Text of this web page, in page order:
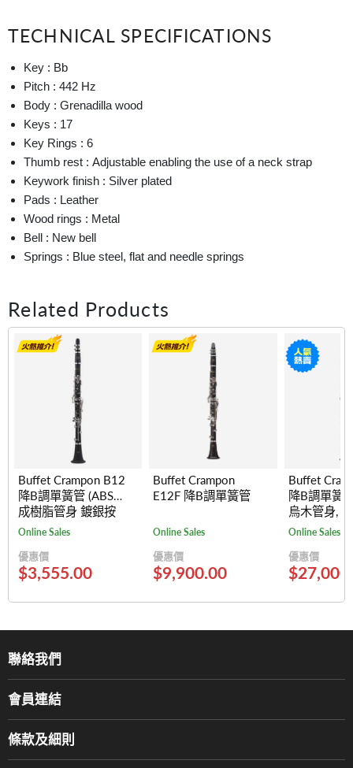
TECHNICAL SPECIFICATIONS
Key : Bb
Pitch : 442 Hz
Body : Grenadilla wood
Keys : 17
Key Rings : 6
Thumb rest : Adjustable enabling the use of a neck strap
Keywork finish : Silver plated
Pads : Leather
Wood rings : Metal
Bell : New bell
Springs : Blue steel, flat and needle springs
Related Products
Buffet Crampon B12
降B調單簧管 (ABS合
成樹脂管身 鍍銀按
鍵)
Online Sales
優惠價
$3,555.00
Buffet Crampon
E12F 降B調單簧管
Online Sales
優惠價
$9,900.00
Buffet
降B調單簧
烏木管身,
17 Keys)
Online Sales
優惠價
聯絡我們
服務部
通利工程
會員連結
條款及細則